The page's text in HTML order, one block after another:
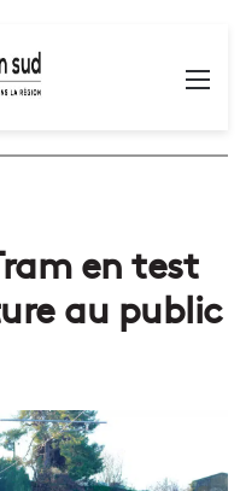
en test
au public